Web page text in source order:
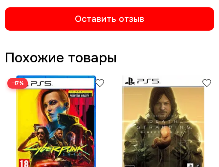
Оставить отзыв
Похожие товары
−17%